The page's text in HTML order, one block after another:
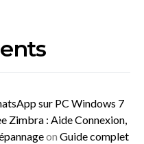
sur PC Windows 7
Zimbra : Aide Connexion,
on Guide complet